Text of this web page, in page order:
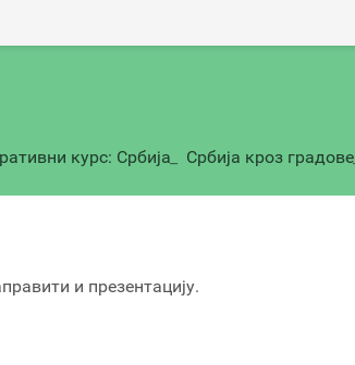
курс: Србија Србија кроз градове_
и презентацију.